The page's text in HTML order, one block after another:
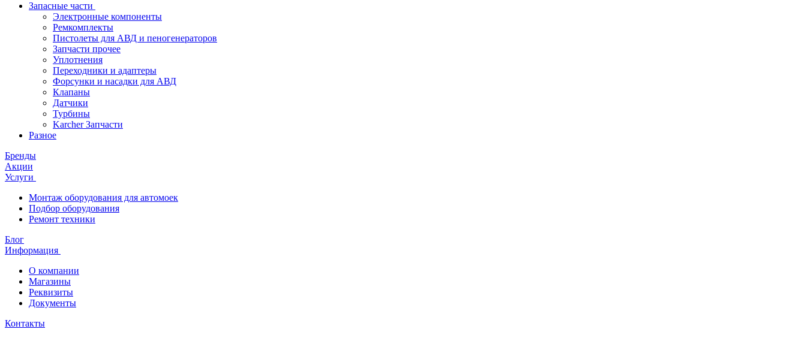
Запасные части
Электронные компоненты
Ремкомплекты
Пистолеты для АВД и пеногенераторов
Запчасти прочее
Уплотнения
Переходники и адаптеры
Форсунки и насадки для АВД
Клапаны
Датчики
Турбины
Karcher Запчасти
Разное
Бренды
Акции
Услуги
Монтаж оборудования для автомоек
Подбор оборудования
Ремонт техники
Блог
Информация
О компании
Магазины
Реквизиты
Документы
Контакты